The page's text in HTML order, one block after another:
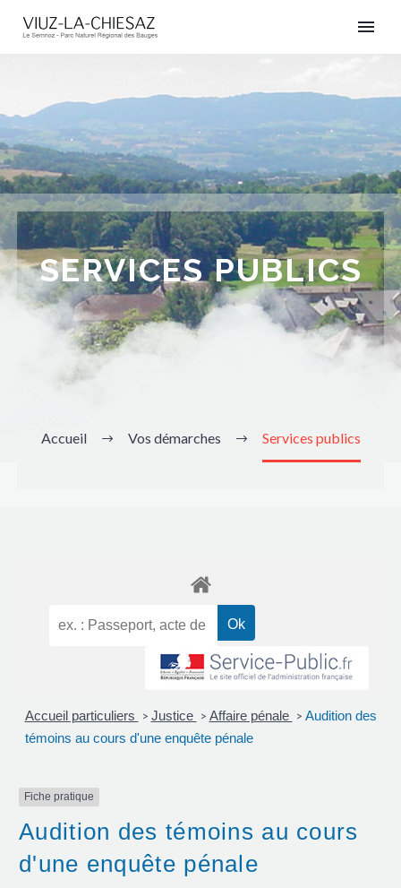
SERVICES PUBLICS
Accueil Vos démarches Services publics
Accueil particuliers > Justice > Affaire pénale > Audition des
témoins au cours d'une enquête pénale
Fiche pratique
Audition des témoins au cours
d'une enquête pénale